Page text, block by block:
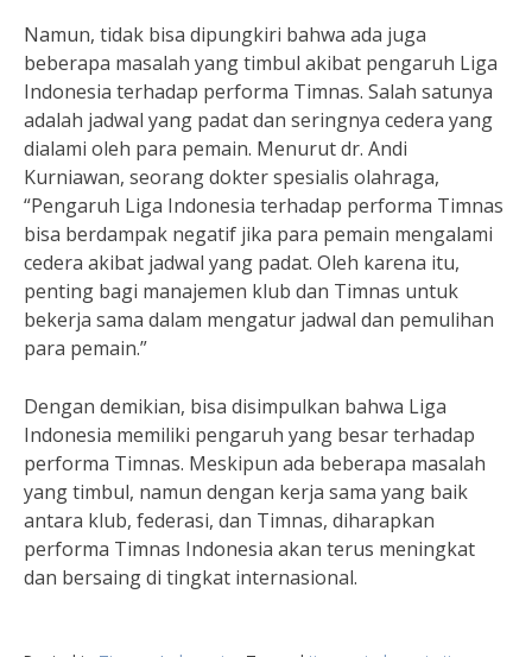
Namun, tidak bisa dipungkiri bahwa ada juga
beberapa masalah yang timbul akibat pengaruh Liga
Indonesia terhadap performa Timnas. Salah satunya
adalah jadwal yang padat dan seringnya cedera yang
dialami oleh para pemain. Menurut dr. Andi
Kurniawan, seorang dokter spesialis olahraga,
“Pengaruh Liga Indonesia terhadap performa Timnas
bisa berdampak negatif jika para pemain mengalami
cedera akibat jadwal yang padat. Oleh karena itu,
penting bagi manajemen klub dan Timnas untuk
bekerja sama dalam mengatur jadwal dan pemulihan
para pemain.”
Dengan demikian, bisa disimpulkan bahwa Liga
Indonesia memiliki pengaruh yang besar terhadap
performa Timnas. Meskipun ada beberapa masalah
yang timbul, namun dengan kerja sama yang baik
antara klub, federasi, dan Timnas, diharapkan
performa Timnas Indonesia akan terus meningkat
dan bersaing di tingkat internasional.